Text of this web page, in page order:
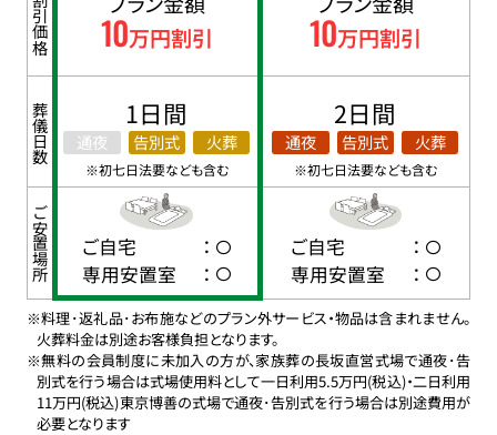
割引価格
葬儀日数
ご安置場所
10万円割引
1日間
通夜 告別式 火葬
※初七日法要なども含む
ご自宅
：
専用安置室
：
10万円割引
2日間
通夜 告別式 火葬
※初七日法要なども含む
ご自宅
：
専用安置室
：
※料理･返礼品･お布施などのプラン外サービス・物品は含まれません。
火葬料金は別途お客様負担となります。
※無料の会員制度に未加入の方が、家族葬の長坂直営式場で通夜･告
別式を行う場合は式場使用料として一日利用5.5万円(税込)・二日利用
11万円(税込)東京博善の式場で通夜･告別式を行う場合は別途費用が
必要となります